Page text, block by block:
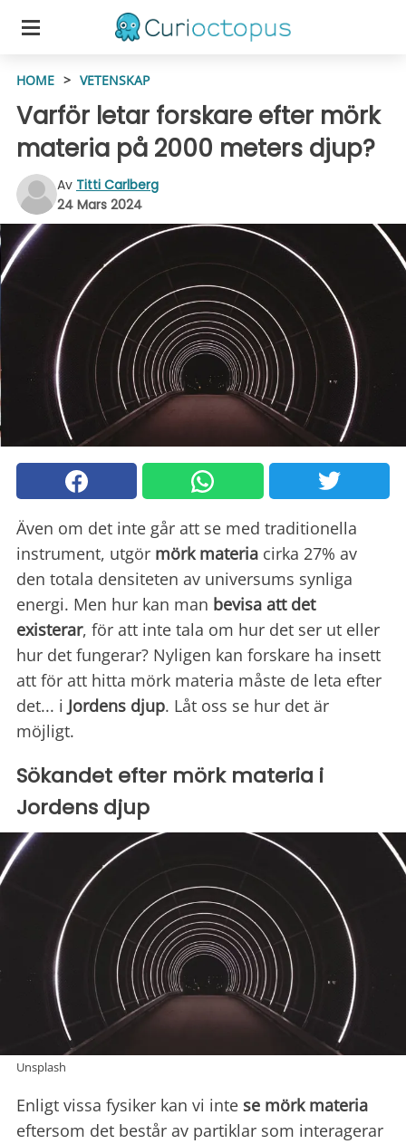
HOME > VETENSKAP
Varför letar forskare efter mörk
materia på 2000 meters djup?
Av Titti Carlberg
24 Mars 2024
Även om det inte går att se med traditionella
instrument, utgör mörk materia cirka 27% av
den totala densiteten av universums synliga
energi. Men hur kan man bevisa att det
existerar, för att inte tala om hur det ser ut eller
hur det fungerar? Nyligen kan forskare ha insett
att för att hitta mörk materia måste de leta efter
det... i Jordens djup. Låt oss se hur det är
möjligt.
Sökandet efter mörk materia i
Jordens djup
Unsplash
Enligt vissa fysiker kan vi inte se mörk materia
eftersom det består av partiklar som interagerar